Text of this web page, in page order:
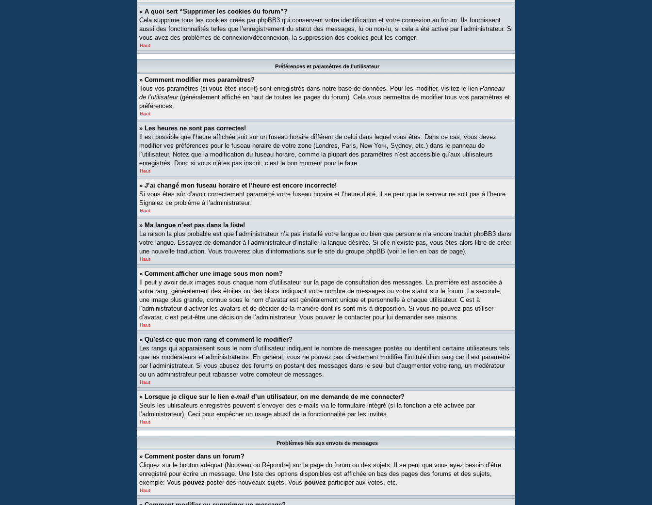
» A quoi sert “Supprimer les cookies du forum”?
Cela supprime tous les cookies créés par phpBB3 qui conservent votre identification et votre connexion au forum. Ils fournissent
aussi des fonctionnalités telles que l’enregistrement du statut des messages, lu ou non-lu, si cela a été activé par l’administrateur. Si
vous avez des problèmes de connexion/déconnexion, la suppression des cookies peut les corriger.
Haut
Préférences et paramètres de l’utilisateur
» Comment modifier mes paramètres?
Tous vos paramètres (si vous êtes inscrit) sont enregistrés dans notre base de données. Pour les modifier, visitez le lien Panneau
de l’utilisateur(généralement affiché en haut de toutes les pages du forum). Cela vous permettra de modifier tous vos paramètres et
préférences.
Haut
» Les heures ne sont pas correctes!
Il est possible que l’heure affichée soit sur un fuseau horaire différent de celui dans lequel vous êtes. Dans ce cas, vous devez
modifier vos préférences pour le fuseau horaire de votre zone (Londres, Paris, New York, Sydney, etc.) dans le panneau de
l’utilisateur. Notez que la modification du fuseau horaire, comme la plupart des paramètres n’est accessible qu’aux utilisateurs
enregistrés. Donc si vous n’êtes pas inscrit, c’est le bon moment pour le faire.
Haut
» J’ai changé mon fuseau horaire et l’heure est encore incorrecte!
Si vous êtes sûr d’avoir correctement paramétré votre fuseau horaire et l’heure d’été, il se peut que le serveur ne soit pas à l’heure.
Signalez ce problème à l’administrateur.
Haut
» Ma langue n’est pas dans la liste!
La raison la plus probable est que l’administrateur n’a pas installé votre langue ou bien que personne n’a encore traduit phpBB3 dans
votre langue. Essayez de demander à l’administrateur d’installer la langue désirée. Si elle n’existe pas, vous êtes alors libre de créer
une nouvelle traduction. Vous trouverez plus d’informations sur le site du groupe phpBB (voir le lien en bas de page).
Haut
» Comment afficher une image sous mon nom?
Il peut y avoir deux images sous chaque nom d’utilisateur sur la page de consultation des messages. La première est associée à
votre rang, généralement des étoiles ou des blocs indiquant votre nombre de messages ou votre statut sur le forum. La seconde,
une image plus grande, connue sous le nom d’avatar est généralement unique et personnelle à chaque utilisateur. C’est à
l’administrateur d’activer les avatars et de décider de la manière dont ils sont mis à disposition. Si vous ne pouvez pas utiliser
d’avatar, c’est peut-être une décision de l’administrateur. Vous pouvez le contacter pour lui demander ses raisons.
Haut
» Qu’est-ce que mon rang et comment le modifier?
Les rangs qui apparaissent sous le nom d’utilisateur indiquent le nombre de messages postés ou identifient certains utilisateurs tels
que les modérateurs et administrateurs. En général, vous ne pouvez pas directement modifier l’intitulé d’un rang car il est paramétré
par l’administrateur. Si vous abusez des forums en postant des messages dans le seul but d’augmenter votre rang, un modérateur
ou un administrateur peut rabaisser votre compteur de messages.
Haut
» Lorsque je clique sur le lien e-mail d’un utilisateur, on me demande de me connecter?
Seuls les utilisateurs enregistrés peuvent s’envoyer des e-mails via le formulaire intégré (si la fonction a été activée par
l’administrateur). Ceci pour empêcher un usage abusif de la fonctionnalité par les invités.
Haut
Problèmes liés aux envois de messages
» Comment poster dans un forum?
Cliquez sur le bouton adéquat (Nouveau ou Répondre) sur la page du forum ou des sujets. Il se peut que vous ayez besoin d’être
enregistré pour écrire un message. Une liste des options disponibles est affichée en bas des pages des forums et des sujets,
exemple: Vous pouvez poster des nouveaux sujets, Vous pouvez participer aux votes, etc.
Haut